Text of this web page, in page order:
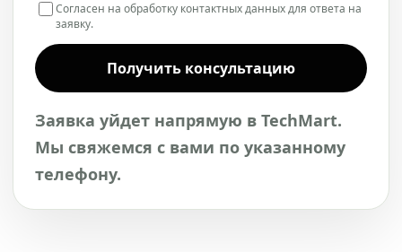
Согласен на обработку контактных данных для ответа на
заявку.
Получить консультацию
Заявка уйдет напрямую в TechMart.
Мы свяжемся с вами по указанному
телефону.